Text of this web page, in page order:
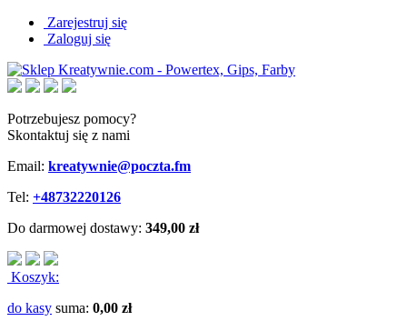
Zarejestruj się
Zaloguj się
Potrzebujesz pomocy?
Skontaktuj się z nami
Email: kreatywnie@poczta.fm
Tel: +48732220126
Do darmowej dostawy: 349,00 zł
Koszyk:
do kasy suma: 0,00 zł